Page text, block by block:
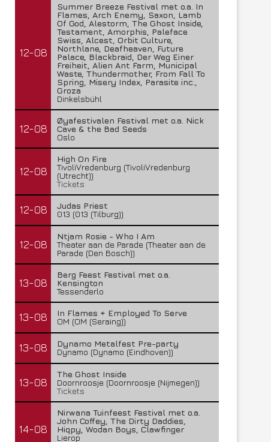
12-08
Summer Breeze Festival met o.a. In
Flames, Arch Enemy, Saxon, Lamb
Of God, Alestorm, The Ghost Inside,
Testament, Amorphis, Paleface
Swiss, Alcest, Orbit Culture,
Northlane, Deafheaven, Future
Palace, Blackbraid, Der Weg Einer
Freiheit, Alien Ant Farm, Municipal
Waste, Thundermother, From Fall To
Spring, Misery Index, Parasite inc.,
Groza
Dinkelsbühl
12-08
Øyafestivalen Festival met o.a. Nick
Cave & the Bad Seeds
Oslo
12-08
High On Fire
TivoliVredenburg (TivoliVredenburg
(Utrecht))
Tickets
12-08
Judas Priest
013 (013 (Tilburg))
12-08
Ntjam Rosie - Who I Am
Theater aan de Parade (Theater aan de
Parade (Den Bosch))
13-08
Berg Feest Festival met o.a.
Kensington
Tessenderlo
13-08
In Flames + Employed To Serve
OM (OM (Seraing))
13-08
Dynamo Metalfest Pre-party
Dynamo (Dynamo (Eindhoven))
13-08
The Ghost Inside
Doornroosje (Doornroosje (Nijmegen))
Tickets
14-08
Nirwana Tuinfeest Festival met o.a.
John Coffey, The Dirty Daddies,
Hiqpy, Wodan Boys, Clawfinger
Lierop